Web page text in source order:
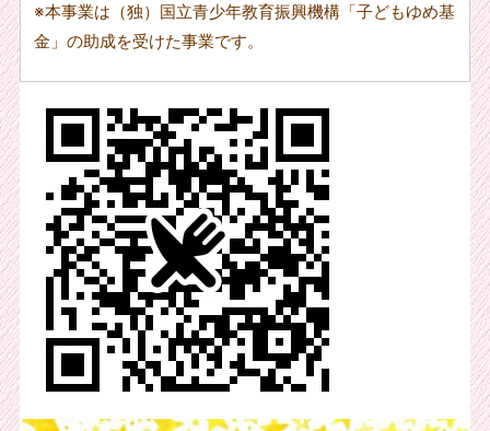
※本事業は（独）国立青少年教育振興機構「子どもゆめ基
金」の助成を受けた事業です。